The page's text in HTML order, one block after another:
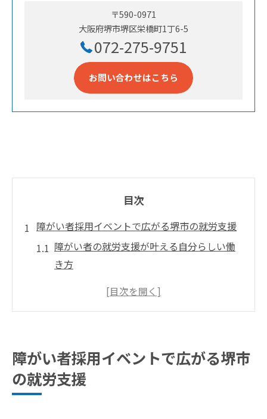
〒590-0971
大阪府堺市堺区栄橋町1丁6-5
072-275-9751
お問い合わせはこちら
目次
障がい者採用イベントで広がる堺市の就労支援
障がい者の就労支援が叶える自分らしい働
き方
採用イベント参加で広がる障がい者の就職
障がい者の就労支援と福祉分野の連携ポイ
ント
障がい者採用イベントで広がる堺市
の就労支援